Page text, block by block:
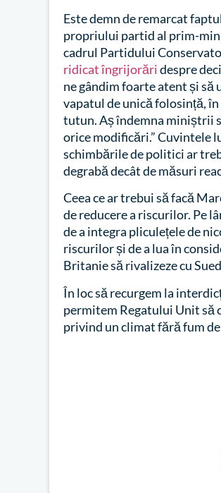
Este demn de remarcat
propriului partid al prim-
cadrul Partidului
ridicat îngrijorăridespre
ne gândim foarte atent și să
vapatul de unică folosință,
tutun. Aș îndemna miniștrii
orice modificări.” Cuvintele
schimbările de politici ar
degrabă decât de măsuri
Ceea ce ar trebui să facă
de reducere a riscurilor. Pe
de a integra pliculețele de
riscurilor și de a lua în
Britanie să rivalizeze cu
În loc să recurgem la
permitem Regatului Unit să
privind un climat fără fum